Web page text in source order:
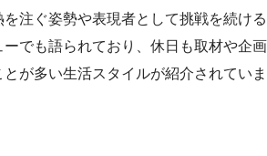
注ぐ姿勢や表現者として挑戦を続ける
でも語られており、休日も取材や企画
が多い生活スタイルが紹介されていま